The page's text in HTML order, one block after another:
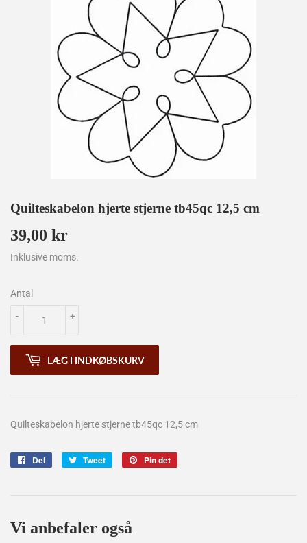
Quilteskabelon hjerte stjerne tb45qc 12,5 cm
39,00 kr
kr
Inklusive moms.
Antal
+
-
LÆG I INDKØBSKURV
Quilteskabelon hjerte stjernetb45qc 12,5 cm
Del Tweet
Tweet
Pin det
Vi anbefaler også